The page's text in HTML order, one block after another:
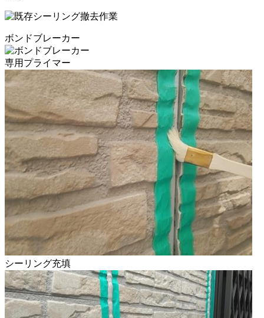
ボンドブレーカー
専用プライマー
シーリング充填